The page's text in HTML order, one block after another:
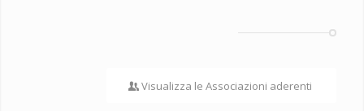
Visualizza le Associazioni aderenti